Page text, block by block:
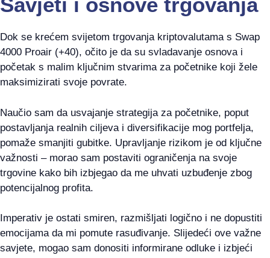
Dok se krećem svijetom trgovanja kriptovalutama s Swap
4000 Proair (+40), očito je da su svladavanje osnova i
početak s malim ključnim stvarima za početnike koji žele
maksimizirati svoje povrate.
Naučio sam da usvajanje strategija za početnike, poput
postavljanja realnih ciljeva i diversifikacije mog portfelja,
pomaže smanjiti gubitke. Upravljanje rizikom je od ključne
važnosti – morao sam postaviti ograničenja na svoje
trgovine kako bih izbjegao da me uhvati uzbuđenje zbog
potencijalnog profita.
Imperativ je ostati smiren, razmišljati logično i ne dopustiti
emocijama da mi pomute rasuđivanje. Slijedeći ove važne
savjete, mogao sam donositi informirane odluke i izbjeći